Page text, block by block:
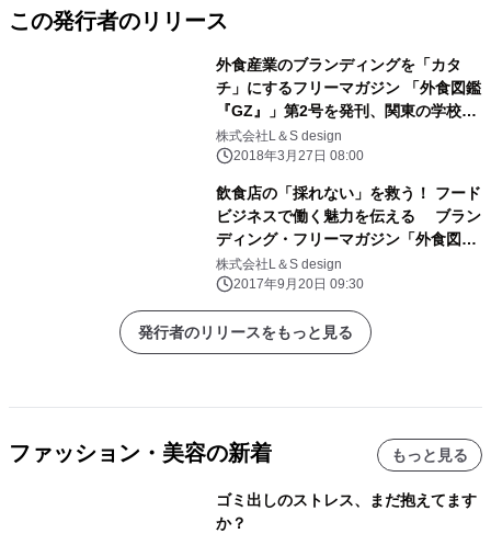
この発行者のリリース
外食産業のブランディングを「カタ
チ」にするフリーマガジン 「外食図鑑
『GZ』」第2号を発刊、関東の学校
90％に設置！
株式会社L＆S design
2018年3月27日 08:00
飲食店の「採れない」を救う！ フード
ビジネスで働く魅力を伝える ブラン
ディング・フリーマガジン「外食図鑑
『GZ』」創刊！
株式会社L＆S design
2017年9月20日 09:30
発行者のリリースをもっと見る
ファッション・美容の新着 もっと見る
ゴミ出しのストレス、まだ抱えてます
か？